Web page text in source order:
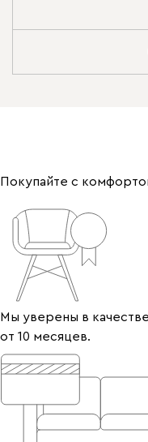
Покупайте с
Мы уверены в
от 10 месяцев.